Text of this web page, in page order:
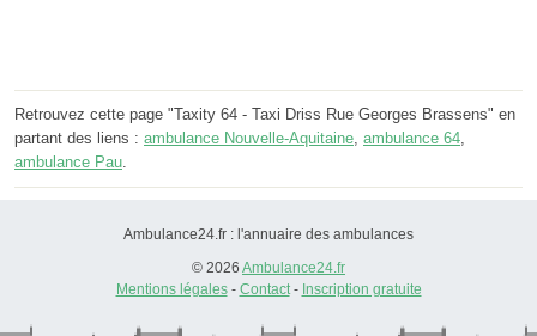
Retrouvez cette page "Taxity 64 - Taxi Driss Rue Georges Brassens" en
partant des liens : ambulance Nouvelle-Aquitaine, ambulance 64,
ambulance Pau.
Ambulance24.fr : l'annuaire des ambulances
© 2026 Ambulance24.fr
Mentions légales- Contact- Inscription gratuite